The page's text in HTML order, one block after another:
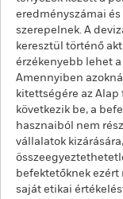
eredményszámai
szerepelnek. A
keresztül történő
érzékenyebb lehet
Amennyiben
kitettségére az
következik be, a
hasznaiból nem
vállalatok
befektetőknek
saját etikai